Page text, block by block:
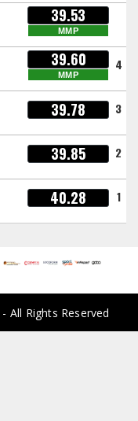
39.53
MMP
39.60
MMP
4
39.78 3
39.85 2
40.28 1
- All Rights Reserved